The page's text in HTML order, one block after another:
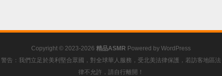
Copyright © 2023-2026 精品ASMR Powered by WordPress
警告：我們立足於美利堅合眾國，對全球華人服務，受北美法律保護，若訪客地區法
律不允許，請自行離開！